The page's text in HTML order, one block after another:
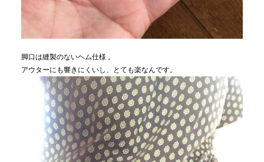
脚口は縫製のないヘム仕様 。
アウターにも響きにくいし、とても楽なんです。